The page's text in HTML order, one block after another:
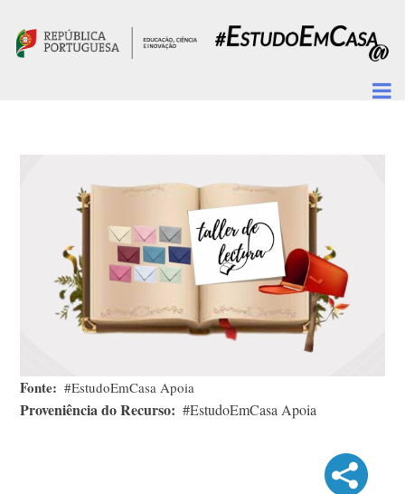
Fonte #EstudoEmCasa Apoia
Proveniência do Recurso #EstudoEmCasa Apoia